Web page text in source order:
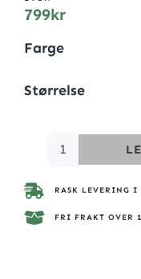
799kr
Farge
Størrelse
RASK LEVERING I
FRI FRAKT OVER